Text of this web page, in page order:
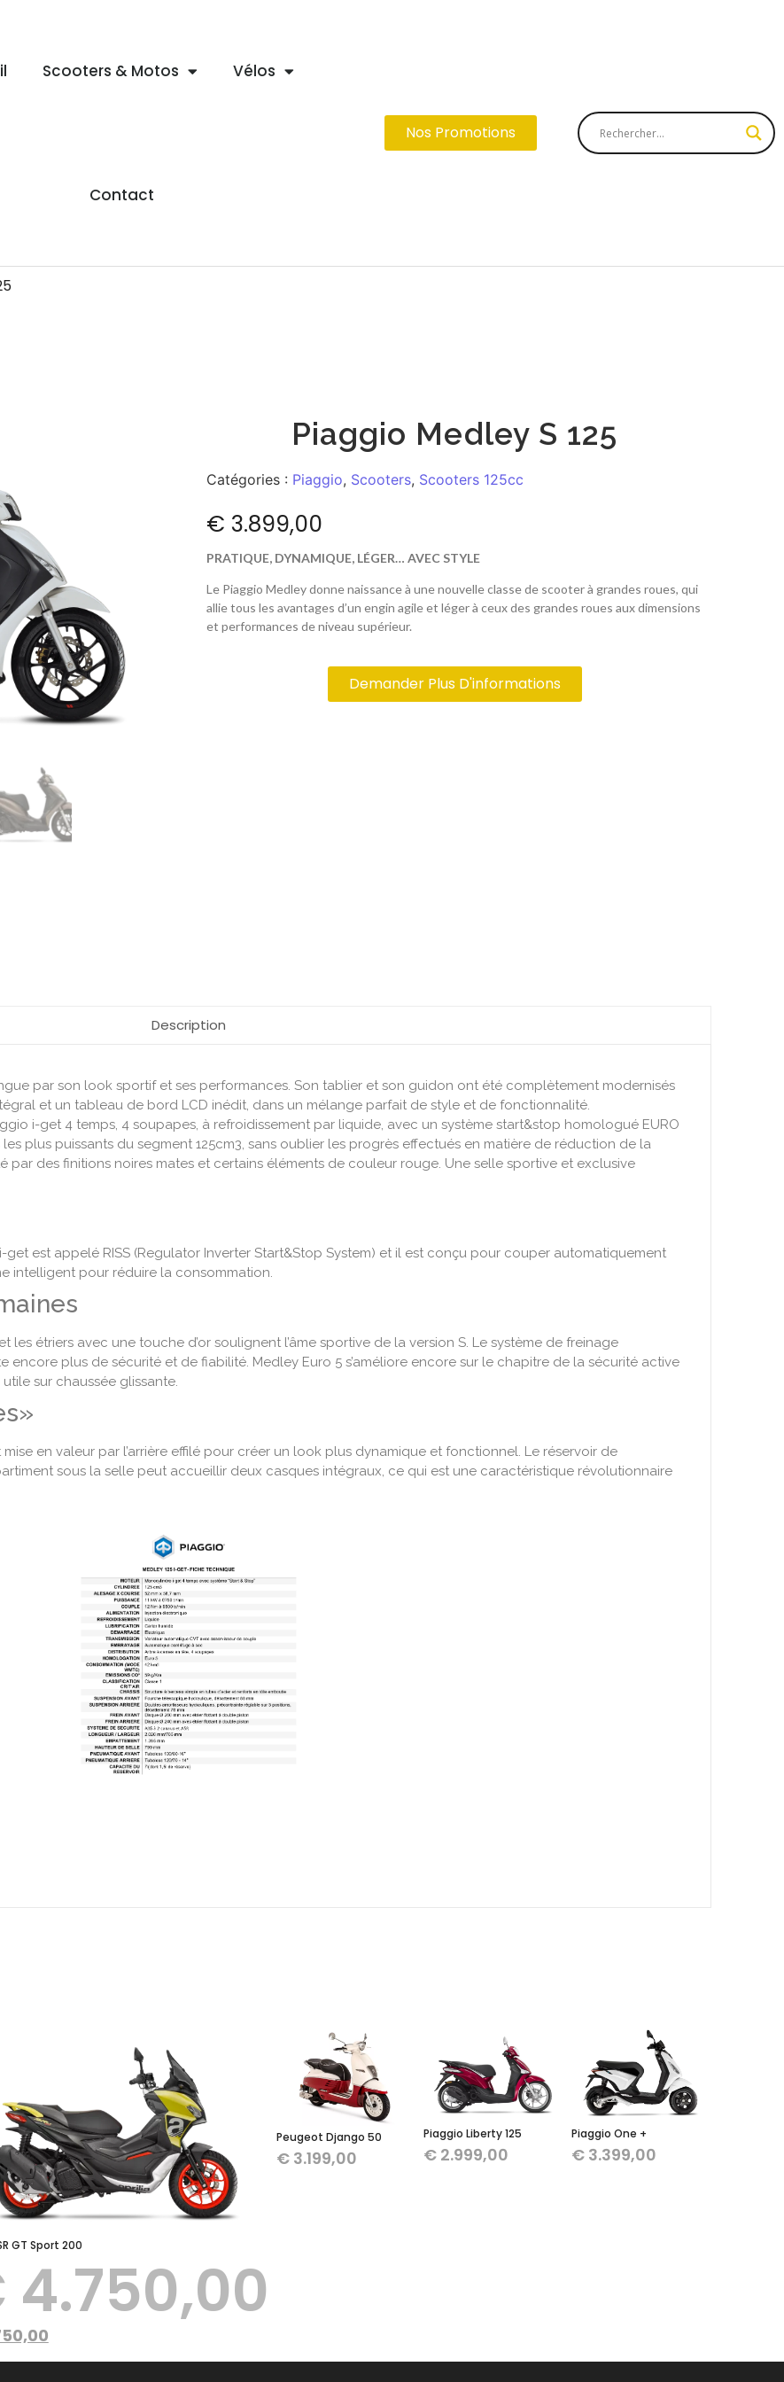
Scooters & Motos Vélos
Contact
Nos Promotions
Piaggio Medley S 125
Catégories : Piaggio, Scooters, Scooters 125cc
€ 3.899,00
PRATIQUE, DYNAMIQUE, LÉGER… AVEC STYLE
Le Piaggio Medley donne naissance à une nouvelle classe de scooter à grandes roues, qui
allie tous les avantages d’un engin agile et léger à ceux des grandes roues aux dimensions
et performances de niveau supérieur.
Demander Plus D'informations
Description
par son look sportif et ses performances. Son tablier et son guidon ont été complètement modernisés
et un tableau de bord LCD inédit, dans un mélange parfait de style et de fonctionnalité.
i-get 4 temps, 4 soupapes, à refroidissement par liquide, avec un système start&stop homologué EURO
plus puissants du segment 125cm3, sans oublier les progrès effectués en matière de réduction de la
par des finitions noires mates et certains éléments de couleur rouge. Une selle sportive et exclusive
get est appelé RISS (Regulator Inverter Start&Stop System) et il est conçu pour couper automatiquement
intelligent pour réduire la consommation.
étriers avec une touche d’or soulignent l’âme sportive de la version S. Le système de freinage
plus de sécurité et de fiabilité. Medley Euro 5 s’améliore encore sur le chapitre de la sécurité active
sur chaussée glissante.
en valeur par l’arrière effilé pour créer un look plus dynamique et fonctionnel. Le réservoir de
sous la selle peut accueillir deux casques intégraux, ce qui est une caractéristique révolutionnaire
GT Sport 200
4.750,00
Peugeot Django 50
€3.199,00
Piaggio Liberty 125
€ 2.999,00
Piaggio One +
€3.399,00